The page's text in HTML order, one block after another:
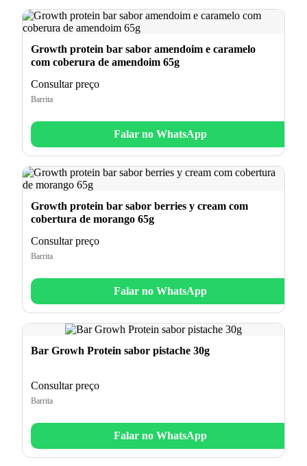
Growth protein bar sabor amendoim e caramelo
com coberura de amendoim 65g
Consultar preço
Barrita
Falar no WhatsApp
Growth protein bar sabor berries y cream com
cobertura de morango 65g
Consultar preço
Barrita
Falar no WhatsApp
Bar Growh Protein sabor pistache 30g
Consultar preço
Barrita
Falar no WhatsApp